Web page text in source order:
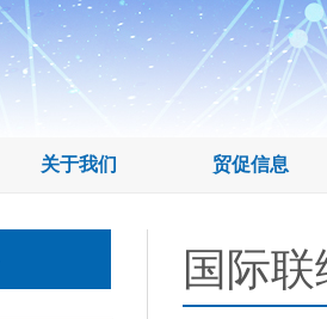
关于我们 贸促信息
国际联